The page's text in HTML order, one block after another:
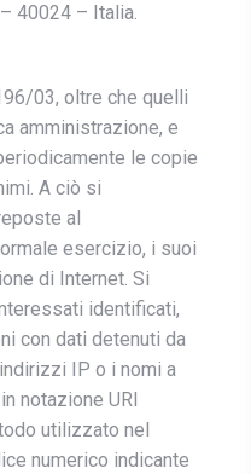
40024 – Italia.
03, oltre che quelli
amministrazione, e
le copie
A ciò si
al
esercizio, i suoi
di Internet. Si
identificati,
con dati detenuti da
IP o i nomi a
notazione URI
utilizzato nel
numerico indicante